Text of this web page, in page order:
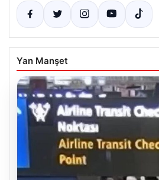
Yan Manşet